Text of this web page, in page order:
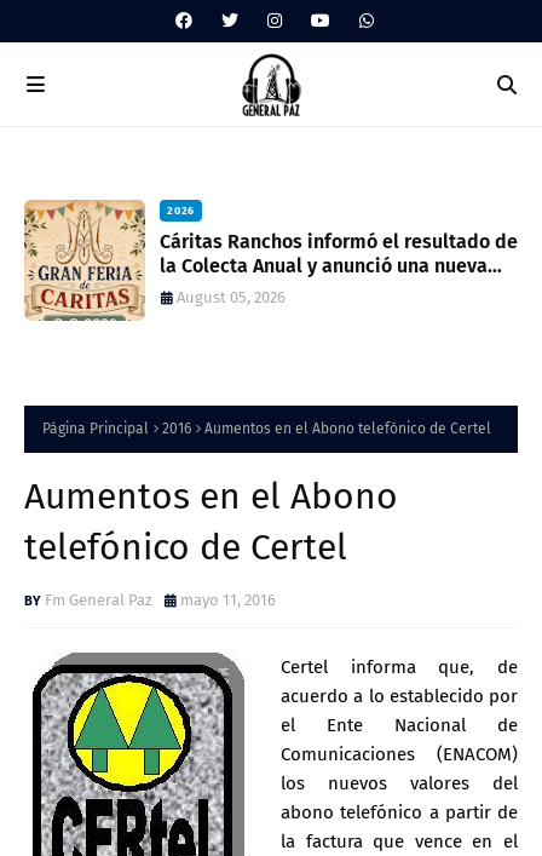
2026
Cáritas Ranchos informó el resultado de
la Colecta Anual y anunció una nueva
feria solidaria
August 05, 2026
Página Principal 2016 Aumentos en el Abono telefónico de Certel
Aumentos en el Abono
telefónico de Certel
Fm General Paz mayo 11, 2016
Certel informa que, de
acuerdo a lo establecido por
el Ente Nacional de
Comunicaciones (ENACOM)
los nuevos valores del
abono telefónico a partir de
la factura que vence en el